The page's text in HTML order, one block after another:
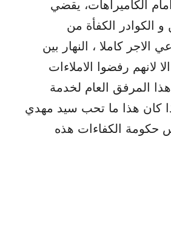
الكاميراهات، يقضي
الكوادر الكفأة من
كاملا ، النهار بين
لانهم رفضوا الاملاءات
المرفق العام لخدمة
كان هذا ما تحب سيد مهدي
حكومة الكفاءات هذه